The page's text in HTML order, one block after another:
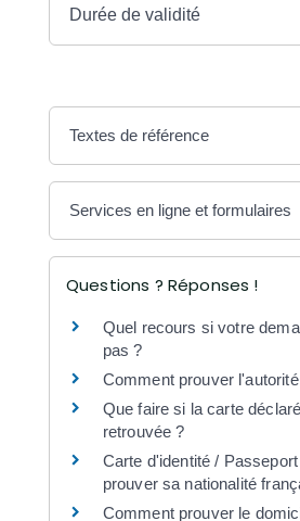
Durée de validité
Textes de référence
Services en ligne et formulaires
Questions ? Réponses !
Quel recours si votre
pas ?
Comment prouver
Que faire si la carte
retrouvée ?
Carte d'identité /
prouver sa nationalité
Comment prouver le